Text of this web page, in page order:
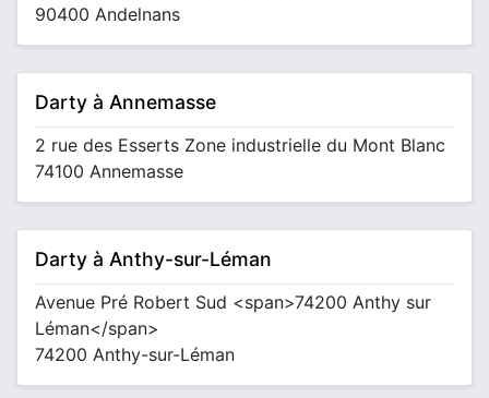
90400 Andelnans
Darty à Annemasse
2 rue des Esserts Zone industrielle du Mont Blanc
74100 Annemasse
Darty à Anthy-sur-Léman
Avenue Pré Robert Sud <span>74200 Anthy sur
Léman</span>
74200 Anthy-sur-Léman